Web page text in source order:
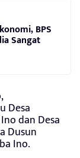
BPS
Sangat
Desa
dan Desa
Dusun
Ino.